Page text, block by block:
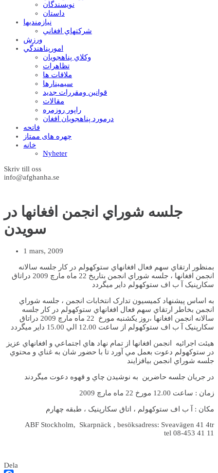
نويسندگان
داستان
نيازمنديها
شرکتهاي افغاني
ورزش
امورپناهندگي
وکلاي پناهجويان
تظاهرات
ملاقات ها
سيمينارها
قوانين ومقررات جديد
مقالات
راپور روزمره
درمورد پناهجويان افغان
فاتحه
چهره های ممتاز
خانه
Nyheter
Skriv till oss
info@afghanha.se
جلسه شوراي انجمن افغانها در
سويدن
1 mars, 2009
انجمن افغانها ، جلسه شوراي انجمن بتاريخ 22 ماه مارچ 2009 دراتاق
سکارپنيک آ ب اف ستوکهولم داير ميگردد
انجمن بخاطر ارتقاي سهم فعال افغانهاي ستوکهولم در کار جلسه
سالانه انجمن افغانها ،روز يکشنبه مورخ 22 ماه مارچ 2009 دراتاق
سکارپنيک آ ب اف ستوکهولم از ساعت 12.00 الي 15.00 داير ميگردد
هيئت اجرائيه انجمن افغانها از تمام نهاد هاي اجتماعي و افغانهاي عزيز
در ستوکهولم دعوت بعمل مي آورد تا با حضور شان به غناي و محتوي
جلسه شوراي انجمن بيافزايند
در جريان جلسه حاضرين به نوشيدن چاي و قهوه دعوت ميگردند
زمان : ساعت 12.00 مورخ 22 ماه مارچ 2009
مکان : آ ب اف ستوکهولم ، اتاق سکارپنيک ، طبقه چهارم
ABF Stockholm, Skarpnäck , besöksadress: Sveavägen 41 4tr
tel 08-453 41 11
Dela